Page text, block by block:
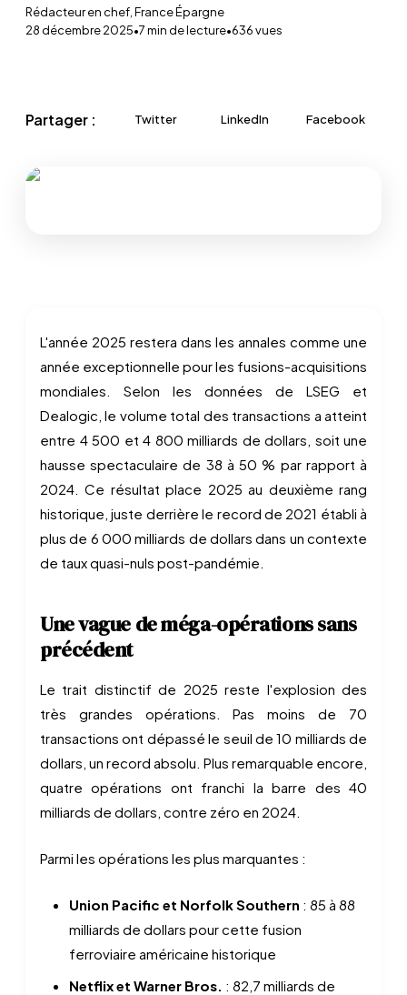
Rédacteur en chef, France Épargne
28 décembre 2025•7min de lecture•636vues
Partager : Twitter LinkedIn Facebook
L'année 2025 restera dans les annales comme une
année exceptionnelle pour les fusions-acquisitions
mondiales. Selon les données de LSEG et
Dealogic, le volume total des transactions a atteint
entre 4 500 et 4 800 milliards de dollars, soit une
hausse spectaculaire de 38 à 50 % par rapport à
2024. Ce résultat place 2025 au deuxième rang
historique, juste derrière le record de 2021 établi à
plus de 6 000 milliards de dollars dans un contexte
de taux quasi-nuls post-pandémie.
Une vague de méga-opérations sans
précédent
Le trait distinctif de 2025 reste l'explosion des
très grandes opérations. Pas moins de 70
transactions ont dépassé le seuil de 10 milliards de
dollars, un record absolu. Plus remarquable encore,
quatre opérations ont franchi la barre des 40
milliards de dollars, contre zéro en 2024.
Parmi les opérations les plus marquantes :
Union Pacific et Norfolk Southern : 85 à 88
milliards de dollars pour cette fusion
ferroviaire américaine historique
Netflix et Warner Bros. : 82,7 milliards de